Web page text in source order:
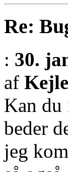
Re:
: 30.
af Kejle
Kan du
beder
jeg